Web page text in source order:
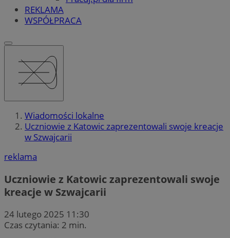
REKLAMA
WSPÓŁPRACA
Wiadomości lokalne
Uczniowie z Katowic zaprezentowali swoje kreacje
w Szwajcarii
reklama
Uczniowie z Katowic zaprezentowali swoje
kreacje w Szwajcarii
24 lutego 2025 11:30
Czas czytania: 2 min.